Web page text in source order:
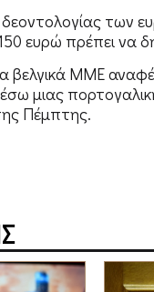
των
ευρώ πρέπει να
ΜΜΕ
μιας
Πέμπτης.